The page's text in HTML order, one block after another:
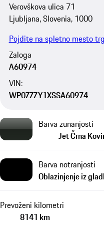
Verovškova ulica 71
Ljubljana, Slovenia, 1000
Pojdite na spletno mesto
Zaloga
A60974
VIN:
WP0ZZZY1XSSA60974
Barva zunanjosti
Jet Črna
Barva notranjosti
Oblazinjenje iz
Prevoženi kilometri
8141 km